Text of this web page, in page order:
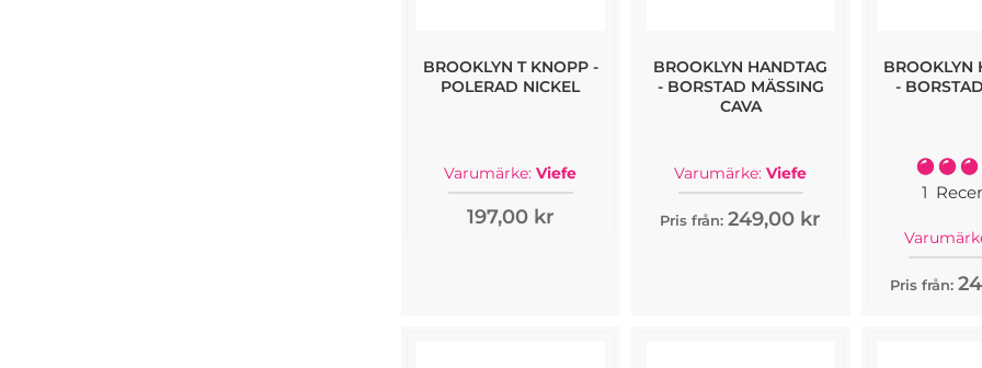
BROOKLYN T KNOPP -
POLERAD NICKEL
Varumärke: Viefe
197,00 kr
BROOKLYN HANDTAG
- BORSTAD MÄSSING
CAVA
Varumärke: Viefe
Pris från:249,00 kr
BROOKLYN
-
Rating:
1
Pris från: